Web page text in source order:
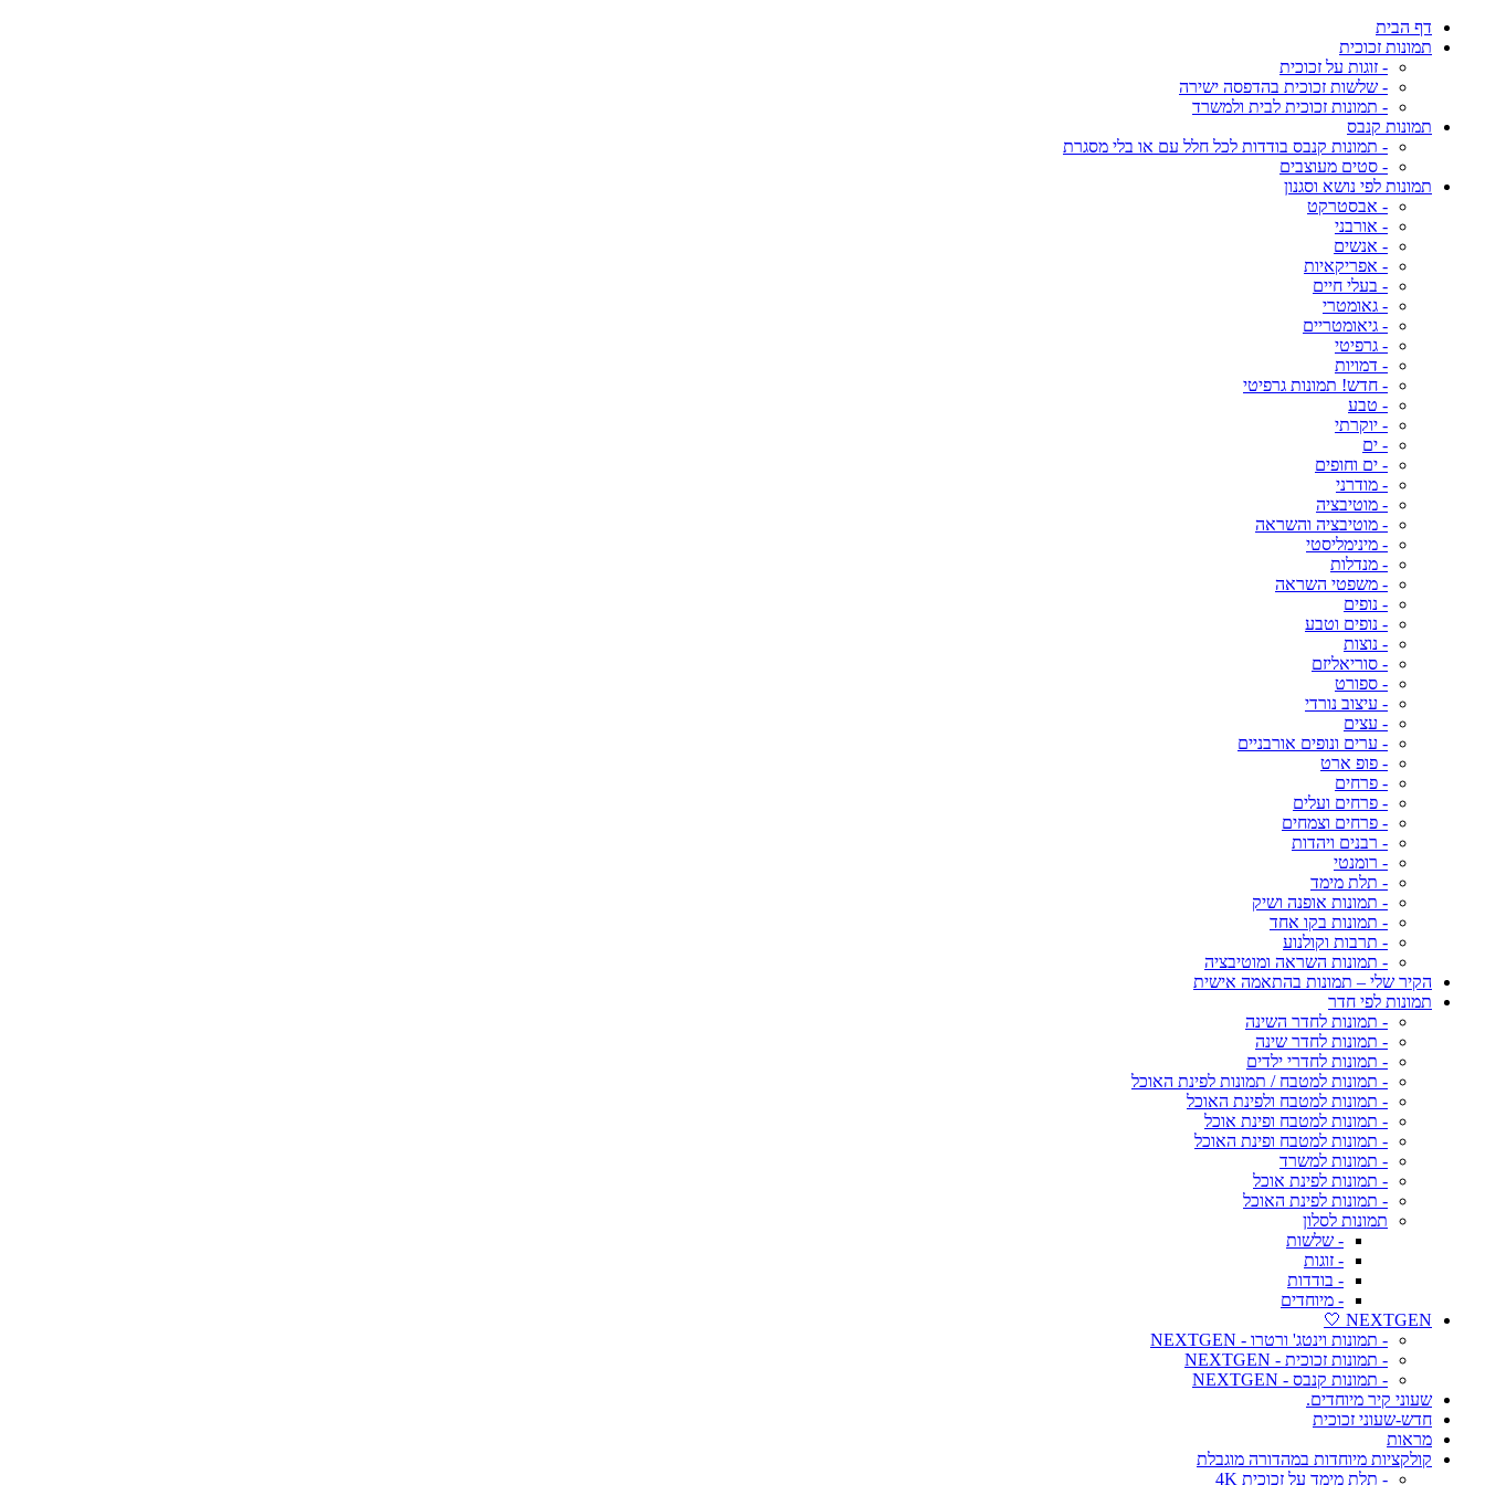
דף הבית
תמונות זכוכית
- זוגות על זכוכית
- שלשות זכוכית בהדפסה ישירה
- תמונות זכוכית לבית ולמשרד
תמונות קנבס
- תמונות קנבס בודדות לכל חלל עם או בלי מסגרת
- סטים מעוצבים
תמונות לפי נושא וסגנון
- אבסטרקט
- אורבני
- אנשים
- אפריקאיות
- בעלי חיים
- גאומטרי
- גיאומטריים
- גרפיטי
- דמויות
- חדש! תמונות גרפיטי
- טבע
- יוקרתי
- ים
- ים וחופים
- מודרני
- מוטיבציה
- מוטיבציה והשראה
- מינימליסטי
- מנדלות
- משפטי השראה
- נופים
- נופים וטבע
- נוצות
- סוריאליזם
- ספורט
- עיצוב נורדי
- עצים
- ערים ונופים אורבניים
- פופ ארט
- פרחים
- פרחים ועלים
- פרחים וצמחים
- רבנים ויהדות
- רומנטי
- תלת מימד
- תמונות אופנה ושיק
- תמונות בקו אחד
- תרבות וקולנוע
- תמונות השראה ומוטיבציה
הקיר שלי – תמונות בהתאמה אישית
תמונות לפי חדר
- תמונות לחדר השינה
- תמונות לחדר שינה
- תמונות לחדרי ילדים
- תמונות למטבח / תמונות לפינת האוכל
- תמונות למטבח ולפינת האוכל
- תמונות למטבח ופינת אוכל
- תמונות למטבח ופינת האוכל
- תמונות למשרד
- תמונות לפינת אוכל
- תמונות לפינת האוכל
תמונות לסלון
- שלשות
- זוגות
- בודדות
- מיוחדים
NEXTGEN 🤍
- תמונות וינטג' ורטרו - NEXTGEN
- תמונות זכוכית - NEXTGEN
- תמונות קנבס - NEXTGEN
שעוני קיר מיוחדים.
חדש-שעוני זכוכית
מראות
קולקציות מיוחדות במהדורה מוגבלת
- תלת מימד על זכוכית 4K